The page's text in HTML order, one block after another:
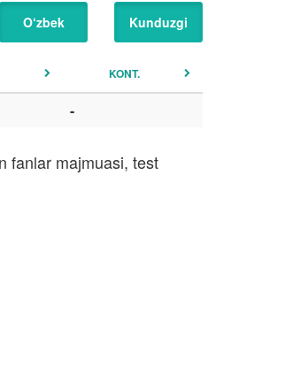
Kunduzgi
O‘zbek
KONT.
-
fanlar majmuasi, test